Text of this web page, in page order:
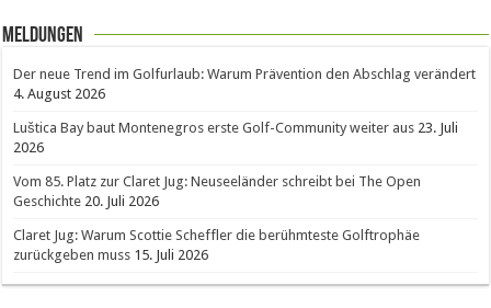
Meldungen
Der neue Trend im Golfurlaub: Warum Prävention den Abschlag verändert
4. August 2026
Luštica Bay baut Montenegros erste Golf-Community weiter aus 23. Juli
2026
Vom 85. Platz zur Claret Jug: Neuseeländer schreibt bei The Open
Geschichte 20. Juli 2026
Claret Jug: Warum Scottie Scheffler die berühmteste Golftrophäe
zurückgeben muss 15. Juli 2026